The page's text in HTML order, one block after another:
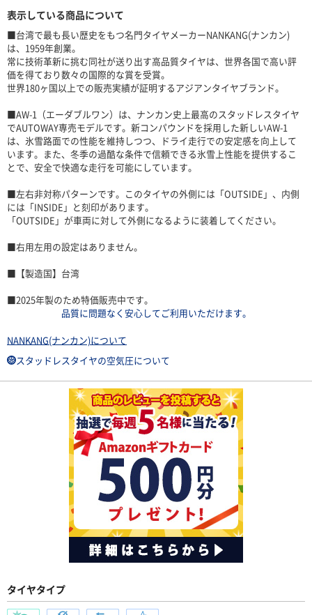
表示している商品について
■台湾で最も長い歴史をもつ名門タイヤメーカーNANKANG(ナンカン)
は、1959年創業。
常に技術革新に挑む同社が送り出す高品質タイヤは、世界各国で高い評
価を得ており数々の国際的な賞を受賞。
世界180ヶ国以上での販売実績が証明するアジアンタイヤブランド。
■AW-1（エーダブルワン）は、ナンカン史上最高のスタッドレスタイヤ
でAUTOWAY専売モデルです。新コンパウンドを採用した新しいAW-1
は、氷雪路面での性能を維持しつつ、ドライ走行での安定感を向上して
います。また、冬季の過酷な条件で信頼できる氷雪上性能を提供するこ
とで、安全で快適な走行を可能にしています。
■左右非対称パターンです。このタイヤの外側には「OUTSIDE」、内側
には「INSIDE」と刻印があります。
「OUTSIDE」が車両に対して外側になるように装着してください。
■右用左用の設定はありません。
■【製造国】台湾
■2025年製のため特価販売中です。
品質に問題なく安心してご利用いただけます。
NANKANG(ナンカン)について
スタッドレスタイヤの空気圧について
タイヤタイプ